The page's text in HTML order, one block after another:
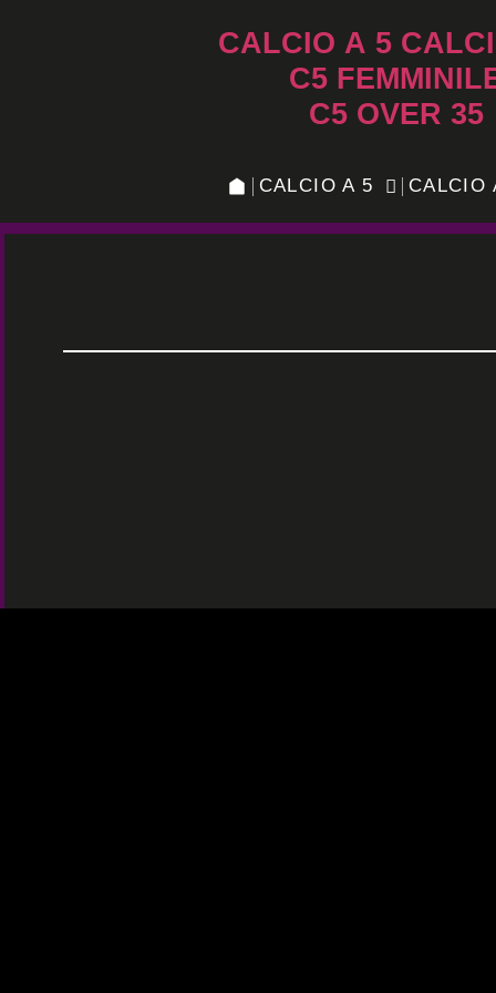
CALCIO A 5
C5
C5 OVER 35
CALCIO A 5 CALCIO